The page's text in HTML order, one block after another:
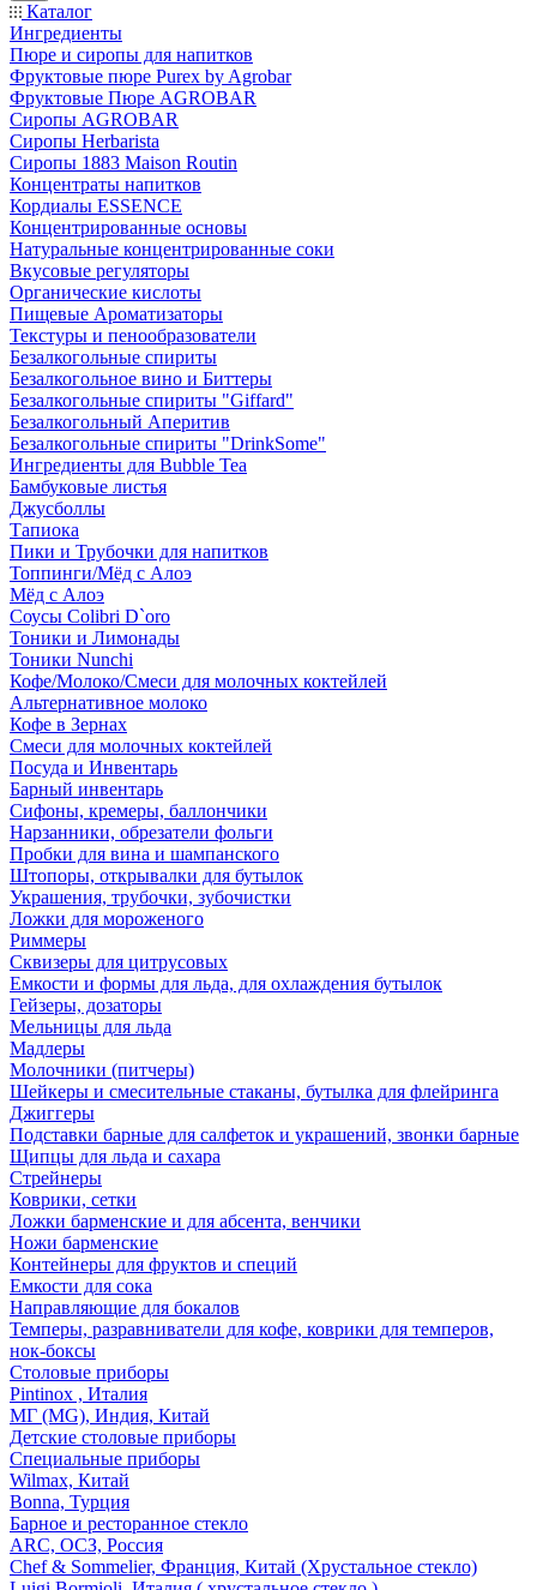
Каталог
Ингредиенты
Пюре и сиропы для напитков
Фруктовые пюре Purex by Agrobar
Фруктовые Пюре AGROBAR
Сиропы AGROBAR
Сиропы Herbarista
Сиропы 1883 Maison Routin
Концентраты напитков
Кордиалы ESSENCE
Концентрированные основы
Натуральные концентрированные соки
Вкусовые регуляторы
Органические кислоты
Пищевые Ароматизаторы
Текстуры и пенообразователи
Безалкогольные спириты
Безалкогольное вино и Биттеры
Безалкогольные спириты "Giffard"
Безалкогольный Аперитив
Безалкогольные спириты "DrinkSome"
Ингредиенты для Bubble Tea
Бамбуковые листья
Джусболлы
Тапиока
Пики и Трубочки для напитков
Топпинги/Мёд с Алоэ
Мёд с Алоэ
Соусы Colibri D`oro
Тоники и Лимонады
Тоники Nunchi
Кофе/Молоко/Смеси для молочных коктейлей
Альтернативное молоко
Кофе в Зернах
Смеси для молочных коктейлей
Посуда и Инвентарь
Барный инвентарь
Сифоны, кремеры, баллончики
Нарзанники, обрезатели фольги
Пробки для вина и шампанского
Штопоры, открывалки для бутылок
Украшения, трубочки, зубочистки
Ложки для мороженого
Риммеры
Сквизеры для цитрусовых
Емкости и формы для льда, для охлаждения бутылок
Гейзеры, дозаторы
Мельницы для льда
Мадлеры
Молочники (питчеры)
Шейкеры и смесительные стаканы, бутылка для флейринга
Джиггеры
Подставки барные для салфеток и украшений, звонки барные
Щипцы для льда и сахара
Стрейнеры
Коврики, сетки
Ложки барменские и для абсента, венчики
Ножи барменские
Контейнеры для фруктов и специй
Емкости для сока
Направляющие для бокалов
Темперы, разравниватели для кофе, коврики для темперов,
нок-боксы
Столовые приборы
Pintinox , Италия
МГ (MG), Индия, Китай
Детские столовые приборы
Специальные приборы
Wilmax, Китай
Bonna, Турция
Барное и ресторанное стекло
ARC, ОСЗ, Россия
Chef & Sommelier, Франция, Китай (Хрустальное стекло)